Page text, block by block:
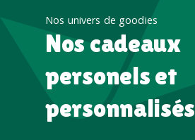
Nos univers de goodies
Nos cadeaux
personels et
personnalisés